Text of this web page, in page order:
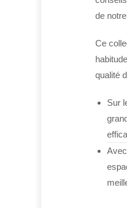
de
Ce
qualité
Sur